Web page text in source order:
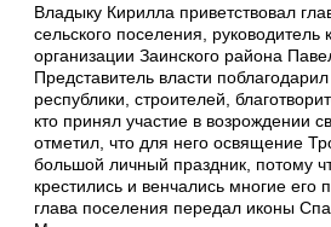
Владыку Кирилла приветствовал
сельского поселения, руководитель
организации Заинского района
Представитель власти
республики, строителей,
кто принял участие в возрождении
отметил, что для него освящение
большой личный праздник, потому
крестились и венчались многие его
глава поселения передал иконы